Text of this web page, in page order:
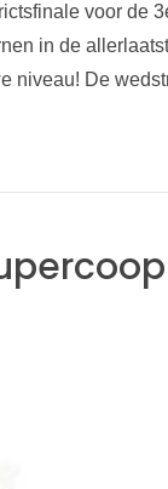
voor de
in de
niveau! De